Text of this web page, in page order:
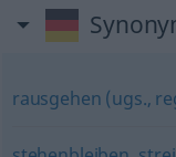
rausgehen (ugs.,